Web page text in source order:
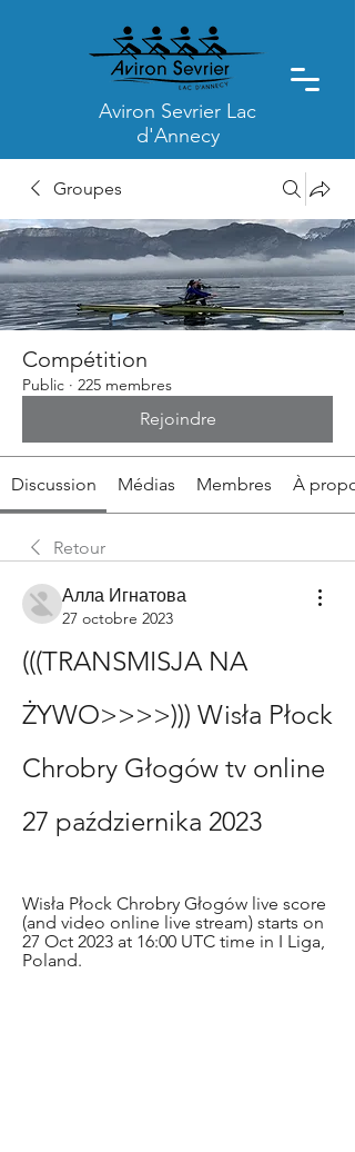
Aviron Sevrier Lac
d'Annecy
Groupes
Compétition
Public · 225 membres
Rejoindre
Discussion Médias Membres À
Retour
Алла Игнатова
27 octobre 2023
(((TRANSMISJA NA
ŻYWO>>>>))) Wisła Płock
Chrobry Głogów tv online
27 października 2023
Wisła Płock Chrobry Głogów live score
(and video online live stream) starts on
27 Oct 2023 at 16:00 UTC time in I Liga,
Poland.